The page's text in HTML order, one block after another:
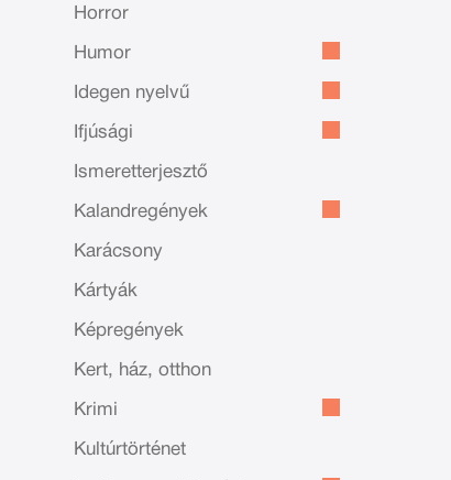
Horror
Humor
Idegen nyelvű
Ifjúsági
Ismeretterjesztő
Kalandregények
Karácsony
Kártyák
Képregények
Kert, ház, otthon
Krimi
Kultúrtörténet